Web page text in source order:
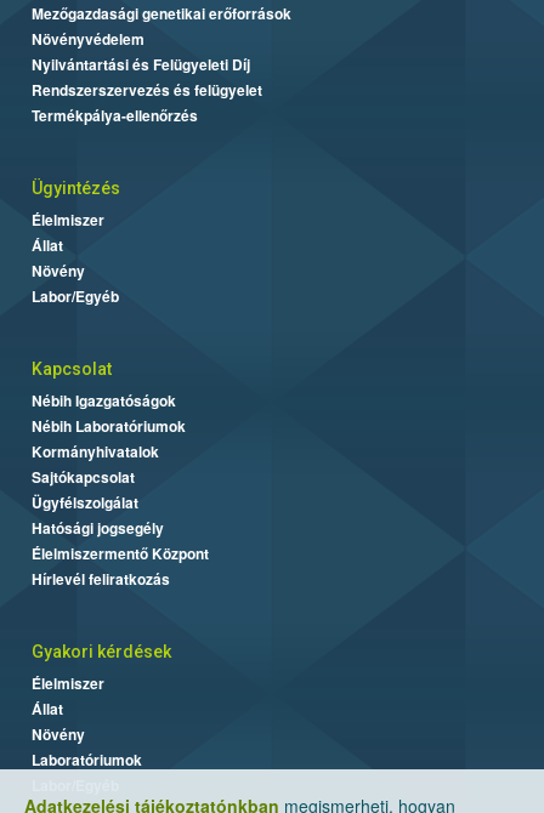
Adatkezelési tájékoztatónkban megismerheti, hogyan
Mezőgazdasági genetikai erőforrások
Növényvédelem
Nyilvántartási és Felügyeleti Díj
Rendszerszervezés és felügyelet
Termékpálya-ellenőrzés
Ügyintézés
Élelmiszer
Állat
Növény
Labor/Egyéb
Kapcsolat
Nébih Igazgatóságok
Nébih Laboratóriumok
Kormányhivatalok
Sajtókapcsolat
Ügyfélszolgálat
Hatósági jogsegély
Élelmiszermentő Központ
Hírlevél feliratkozás
Gyakori kérdések
Élelmiszer
Állat
Növény
Laboratóriumok